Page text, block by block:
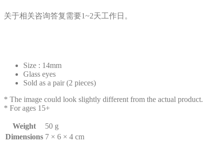
关于相关咨询答复需要1~2天工作日。
Size : 14mm
Glass eyes
Sold as a pair (2 pieces)
* The image could look slightly different from the actual product.
* For ages 15+
Weight
50 g
Dimensions 7 × 6 × 4 cm